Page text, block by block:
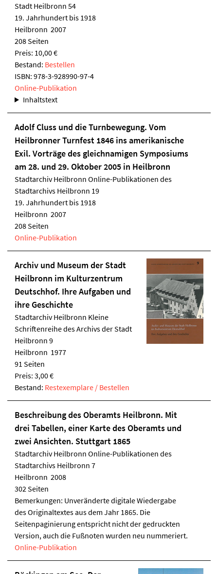
Stadt Heilbronn 54
19. Jahrhundert bis 1918
Heilbronn 2007
208 Seiten
Preis: 10,00 €
Bestand: Bestellen
ISBN: 978-3-928990-97-4
Online-Publikation
Inhaltstext
Adolf Cluss und die Turnbewegung. Vom
Heilbronner Turnfest 1846 ins amerikanische
Exil. Vorträge des gleichnamigen Symposiums
am 28. und 29. Oktober 2005 in Heilbronn
Stadtarchiv Heilbronn Online-Publikationen des
Stadtarchivs Heilbronn 19
19. Jahrhundert bis 1918
Heilbronn 2007
208 Seiten
Online-Publikation
Archiv und Museum der Stadt
Heilbronn im Kulturzentrum
Deutschhof. Ihre Aufgaben und
ihre Geschichte
Stadtarchiv Heilbronn Kleine
Schriftenreihe des Archivs der Stadt
Heilbronn 9
Heilbronn 1977
91 Seiten
Preis: 3,00 €
Bestand: Restexemplare / Bestellen
Beschreibung des Oberamts Heilbronn. Mit
drei Tabellen, einer Karte des Oberamts und
zwei Ansichten. Stuttgart 1865
Stadtarchiv Heilbronn Online-Publikationen des
Stadtarchivs Heilbronn 7
Heilbronn 2008
302 Seiten
Bemerkungen: Unveränderte digitale Wiedergabe
des Originaltextes aus dem Jahr 1865. Die
Seitenpaginierung entspricht nicht der gedruckten
Version, auch die Fußnoten wurden neu nummeriert.
Online-Publikation